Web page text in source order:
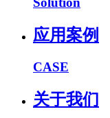
应用案例
CASE
关于我们